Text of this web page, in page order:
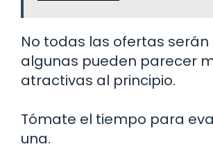
No todas las ofertas serán
algunas pueden parecer
atractivas al principio.
Tómate el tiempo para
una.